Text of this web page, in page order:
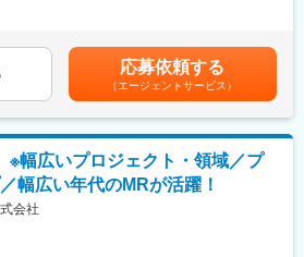
ど多角的にヘルスケアのプロフェッショナ
修制度を整備しています。
他社の中でも平均給与の高さや日当の支給の
プ・スキルアップの機会：ヘルスケア業界を
し、当社はグローバルで培った様々なデー
クで多様なニーズにこたえるサービス展開
現在のあり方だけでなく、プラスαの付加価
員のキャリア開発、豊富なプロジェクトの
れています。
ジャー（PM）、スーパーバイザー(SV)よ
いてフォローを受けられる環境です。全国に
フォローができる体制をとっています。
例：
験者）28歳：642万（月給＋日当＋住宅手
験者）33歳：712万（月給＋日当＋住宅手
司、当社PM・SVそれぞれが評価を定量、定
「待遇・福利厚生」欄をご参照ください。昇
応じて年収UP★赴任先の評価次第で大幅に
（年2回業績給改定）賃金はあくまでも目安
を通じて上下する可能性があります。月給(月
た表記です。
応募依頼する
（エージェントサービス）
※幅広いプロジェクト・領域／プ
幅広い年代のMRが活躍！
会社